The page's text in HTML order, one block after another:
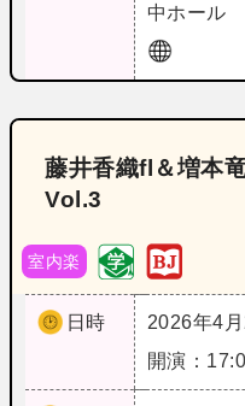
中ホール
藤井香織fl＆増本
Vol.3
室内楽
日時
2026年4月
開演：